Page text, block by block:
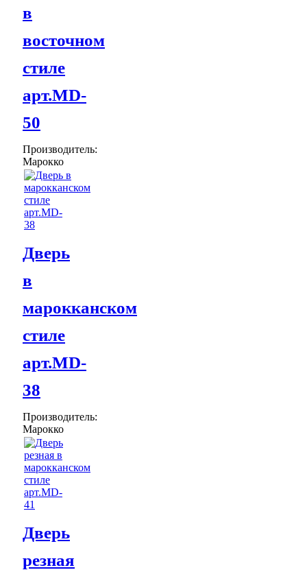
в
восточном
стиле
арт.MD-
50
Производитель:
Марокко
Дверь
в
марокканском
стиле
арт.MD-
38
Производитель:
Марокко
Дверь
резная